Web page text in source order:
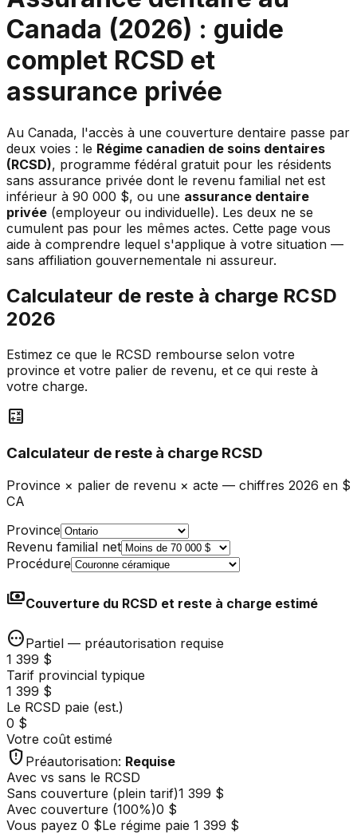
Canada (2026) : guide
complet RCSD et
assurance privée
Au Canada, l'accès à une couverture dentaire passe par
deux voies : le Régime canadien de soins dentaires
(RCSD), programme fédéral gratuit pour les résidents
sans assurance privée dont le revenu familial net est
inférieur à 90 000 $, ou une assurance dentaire
privée (employeur ou individuelle). Les deux ne se
cumulent pas pour les mêmes actes. Cette page vous
aide à comprendre lequel s'applique à votre situation —
sans affiliation gouvernementale ni assureur.
Calculateur de reste à charge RCSD
2026
Estimez ce que le RCSD rembourse selon votre
province et votre palier de revenu, et ce qui reste à
votre charge.
calculate
Calculateur de reste à charge RCSD
Province × palier de revenu × acte — chiffres 2026 en $
CA
Province
Revenu familial net
Procédure
paymentsCouverture du RCSD et reste à charge estimé
pendingPartiel — préautorisation requise
1 399 $
Tarif provincial typique
1 399 $
Le RCSD paie (est.)
0 $
Votre coût estimé
gpp_maybe Préautorisation: Requise
Avec vs sans le RCSD
Sans couverture (plein tarif)1 399 $
Avec couverture (100%)0 $
Vous payez 0 $Le régime paie 1 399 $